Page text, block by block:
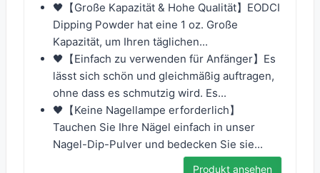
🖤【Große Kapazität & Hohe Qualität】EODCI
Dipping Powder hat eine 1 oz. Große
Kapazität, um Ihren täglichen...
🖤【Einfach zu verwenden für Anfänger】Es
lässt sich schön und gleichmäßig auftragen,
ohne dass es schmutzig wird. Es...
🖤【Keine Nagellampe erforderlich】
Tauchen Sie Ihre Nägel einfach in unser
Nagel-Dip-Pulver und bedecken Sie sie...
Produkt ansehen